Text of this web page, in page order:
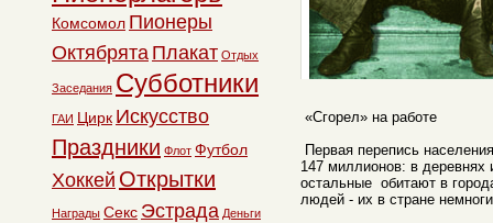
«Сгорел» на работе
Первая перепись
147 миллионов: в деревнях
остальные обитают в
людей - их в стране
Комсомол Пионеры
Октябрята Плакат Отдых
Заседания Субботники
ГАИ Цирк Искусство
Праздники Флот Футбол
Хоккей Открытки
Награды Секс Эстрада Деньги